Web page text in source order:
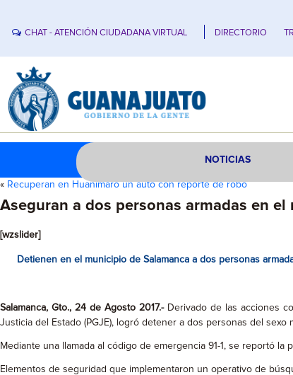
CHAT - ATENCIÓN CIUDADANA VIRTUAL DIRECTORIO
NOTICIAS
« Recuperan en Huanímaro un auto con reporte de robo
Aseguran a dos personas armadas en
[wzslider]
Detienen en el municipio de Salamanca a dos personas
Salamanca, Gto., 24 de Agosto 2017.-Derivado de las acciones
Justicia del Estado (PGJE), logró detener a dos personas del
Mediante una llamada al código de emergencia 91-1, se reportó
Elementos de seguridad que implementaron un operativo de